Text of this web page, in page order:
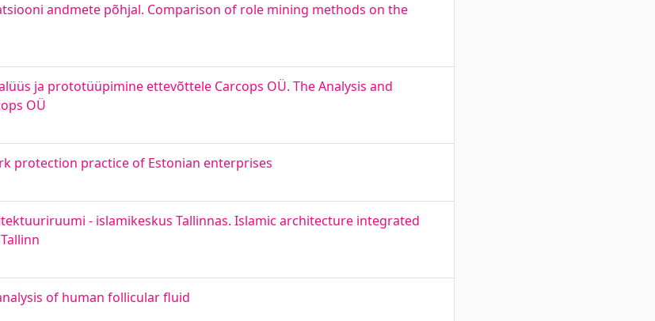
andmete põhjal. Comparison of role mining methods on the
ja prototüüpimine ettevõttele Carcops OÜ. The Analysis and
OÜ
protection practice of Estonian enterprises
- islamikeskus Tallinnas. Islamic architecture integrated
of human follicular fluid